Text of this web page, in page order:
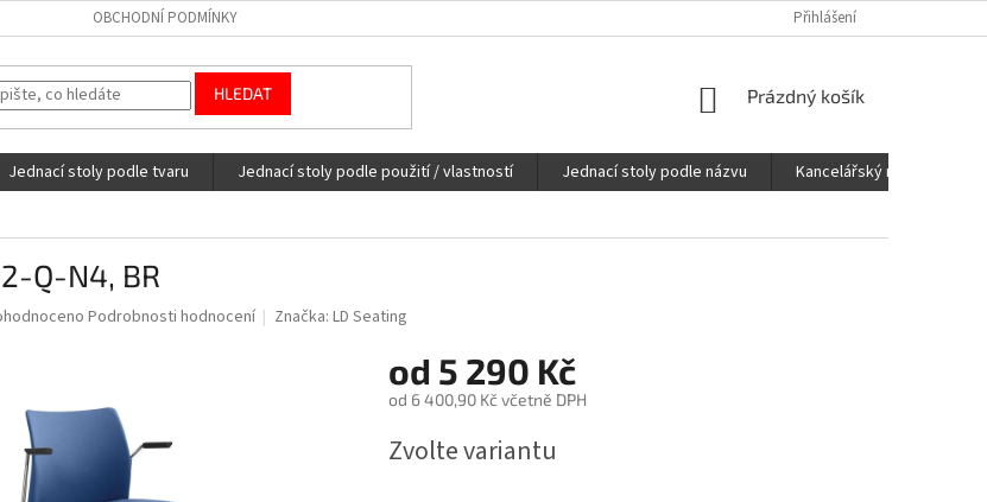
OBCHODNÍ PODMÍNKY Přihlášení
HLEDAT
NÁKUPNÍ
Prázdný košík
Jednací stoly podle tvaru Jednací stoly podle použití / vlastností Jednací stoly podle názvu
Kancelářský nábytek FOX
Q-N4, BR
Podrobnosti hodnocení Značka:LD Seating
od 5 290 Kč
od 6 400,90 Kčvčetně DPH
cena:
Zvolte variantu